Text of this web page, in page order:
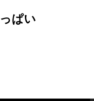
ぱい